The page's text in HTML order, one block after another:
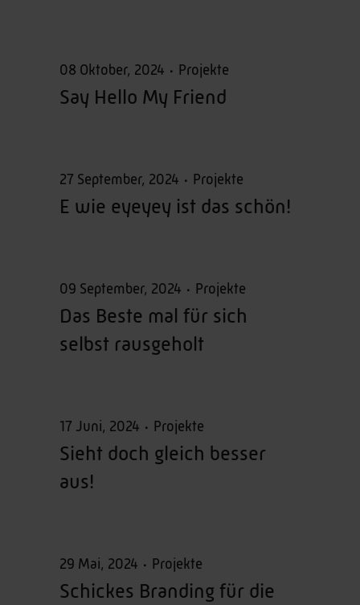
08 Oktober, 2024 Projekte
Say Hello My Friend
27 September, 2024 Projekte
E wie eyeyey ist das schön!
09 September, 2024 Projekte
Das Beste mal für sich
selbst rausgeholt
17 Juni, 2024 Projekte
Sieht doch gleich besser
aus!
29 Mai, 2024 Projekte
Schickes Branding für die